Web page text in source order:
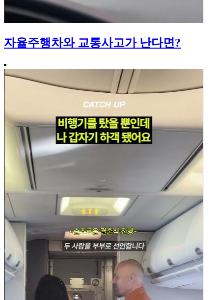
자율주행차와 교통사고가 난다면?